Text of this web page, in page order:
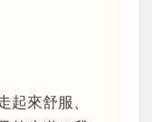
起來舒服、